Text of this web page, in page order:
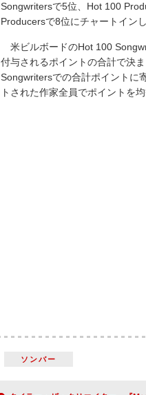
Songwritersで5位、Hot 100
Producersで8位にチャートインし
米ビルボードのHot 100
付与されるポイントの合計で決
Songwritersでの合計ポイントに
トされた作家全員でポイントを
ソンバー